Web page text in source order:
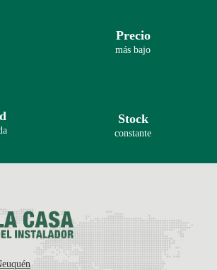
Precio
más bajo
Stock
constante